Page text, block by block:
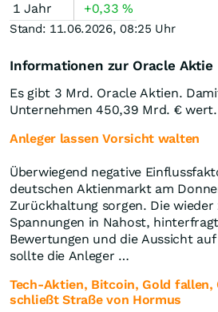
1 Jahr
+0,33%
Stand: 11.06.2026, 08:25 Uhr
Informationen zur Oracle Aktie
Es gibt 3 Mrd. Oracle Aktien.
Unternehmen 450,39 Mrd. € wert.
Anleger lassen Vorsicht walten
Überwiegend negative
deutschen Aktienmarkt am
Zurückhaltung sorgen. Die wieder
Spannungen in Nahost,
Bewertungen und die Aussicht
sollte die Anleger …
Tech-Aktien, Bitcoin, Gold
schließt Straße von Hormus